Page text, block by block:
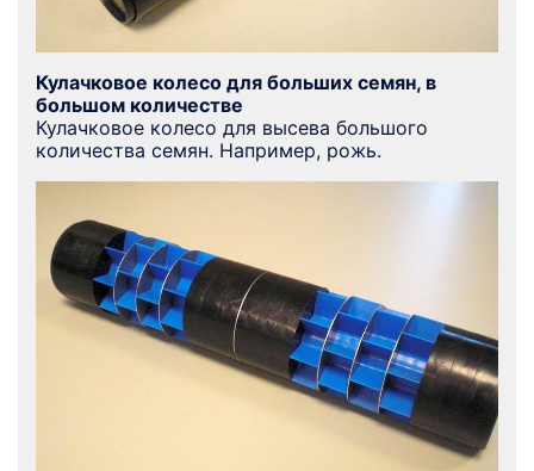
Кулачковое колесо для больших семян, в
большом количестве
Кулачковое колесо для высева большого
количества семян. Например, рожь.